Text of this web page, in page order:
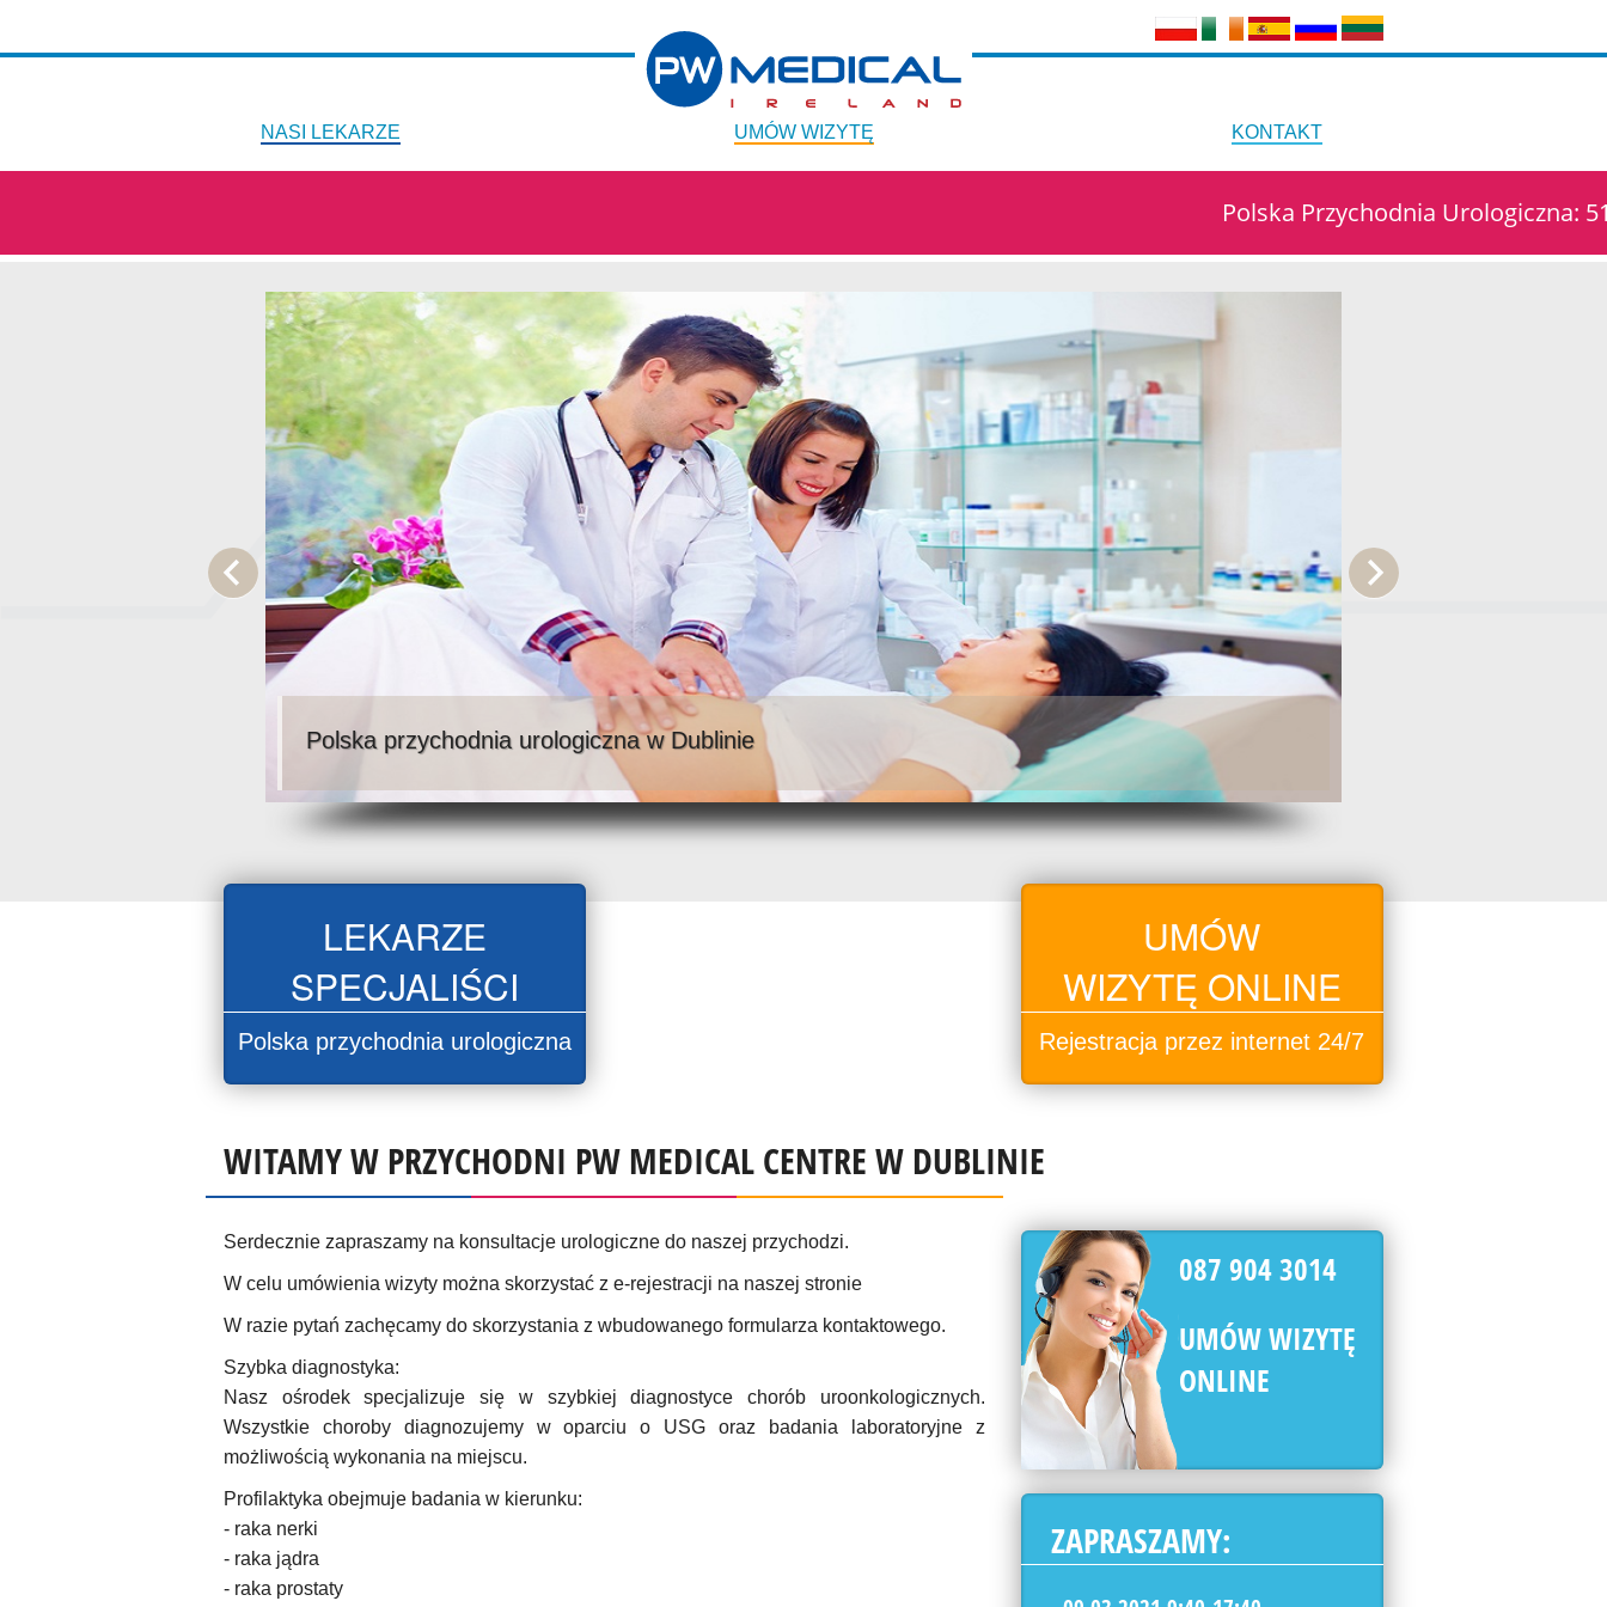
NASI LEKARZE UMÓW WIZYTĘ KONTAKT
Polska Przychodnia Urologiczna: 51
Polska przychodnia urologiczna w Dublinie
LEKARZE
SPECJALIŚCI
Polska przychodnia urologiczna
UMÓW
WIZYTĘ ONLINE
Rejestracja przez internet 24/7
WITAMY W PRZYCHODNI PW MEDICAL CENTRE W DUBLINIE
Serdecznie zapraszamy na konsultacje urologiczne do naszej przychodzi.
W celu umówienia wizyty można skorzystać z e-rejestracji na naszej stronie
W razie pytań zachęcamy do skorzystania z wbudowanego formularza kontaktowego.
Szybka diagnostyka:
Nasz ośrodek specjalizuje się w szybkiej diagnostyce chorób uroonkologicznych.
Wszystkie choroby diagnozujemy w oparciu o USG oraz badania laboratoryjne z
możliwością wykonania na miejscu.
Profilaktyka obejmuje badania w kierunku:
- raka nerki
- raka jądra
- raka prostaty
087 904 3014
UMÓW WIZYTĘ
ONLINE
ZAPRASZAMY: